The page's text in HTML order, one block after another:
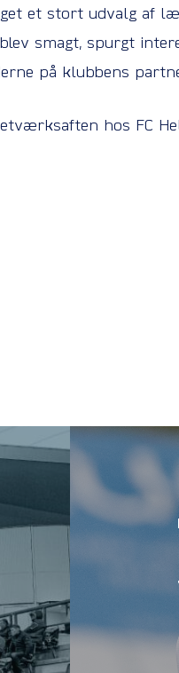
et stort udvalg af
smagt, spurgt
på klubbens
hos FC